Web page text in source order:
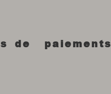
de paiements